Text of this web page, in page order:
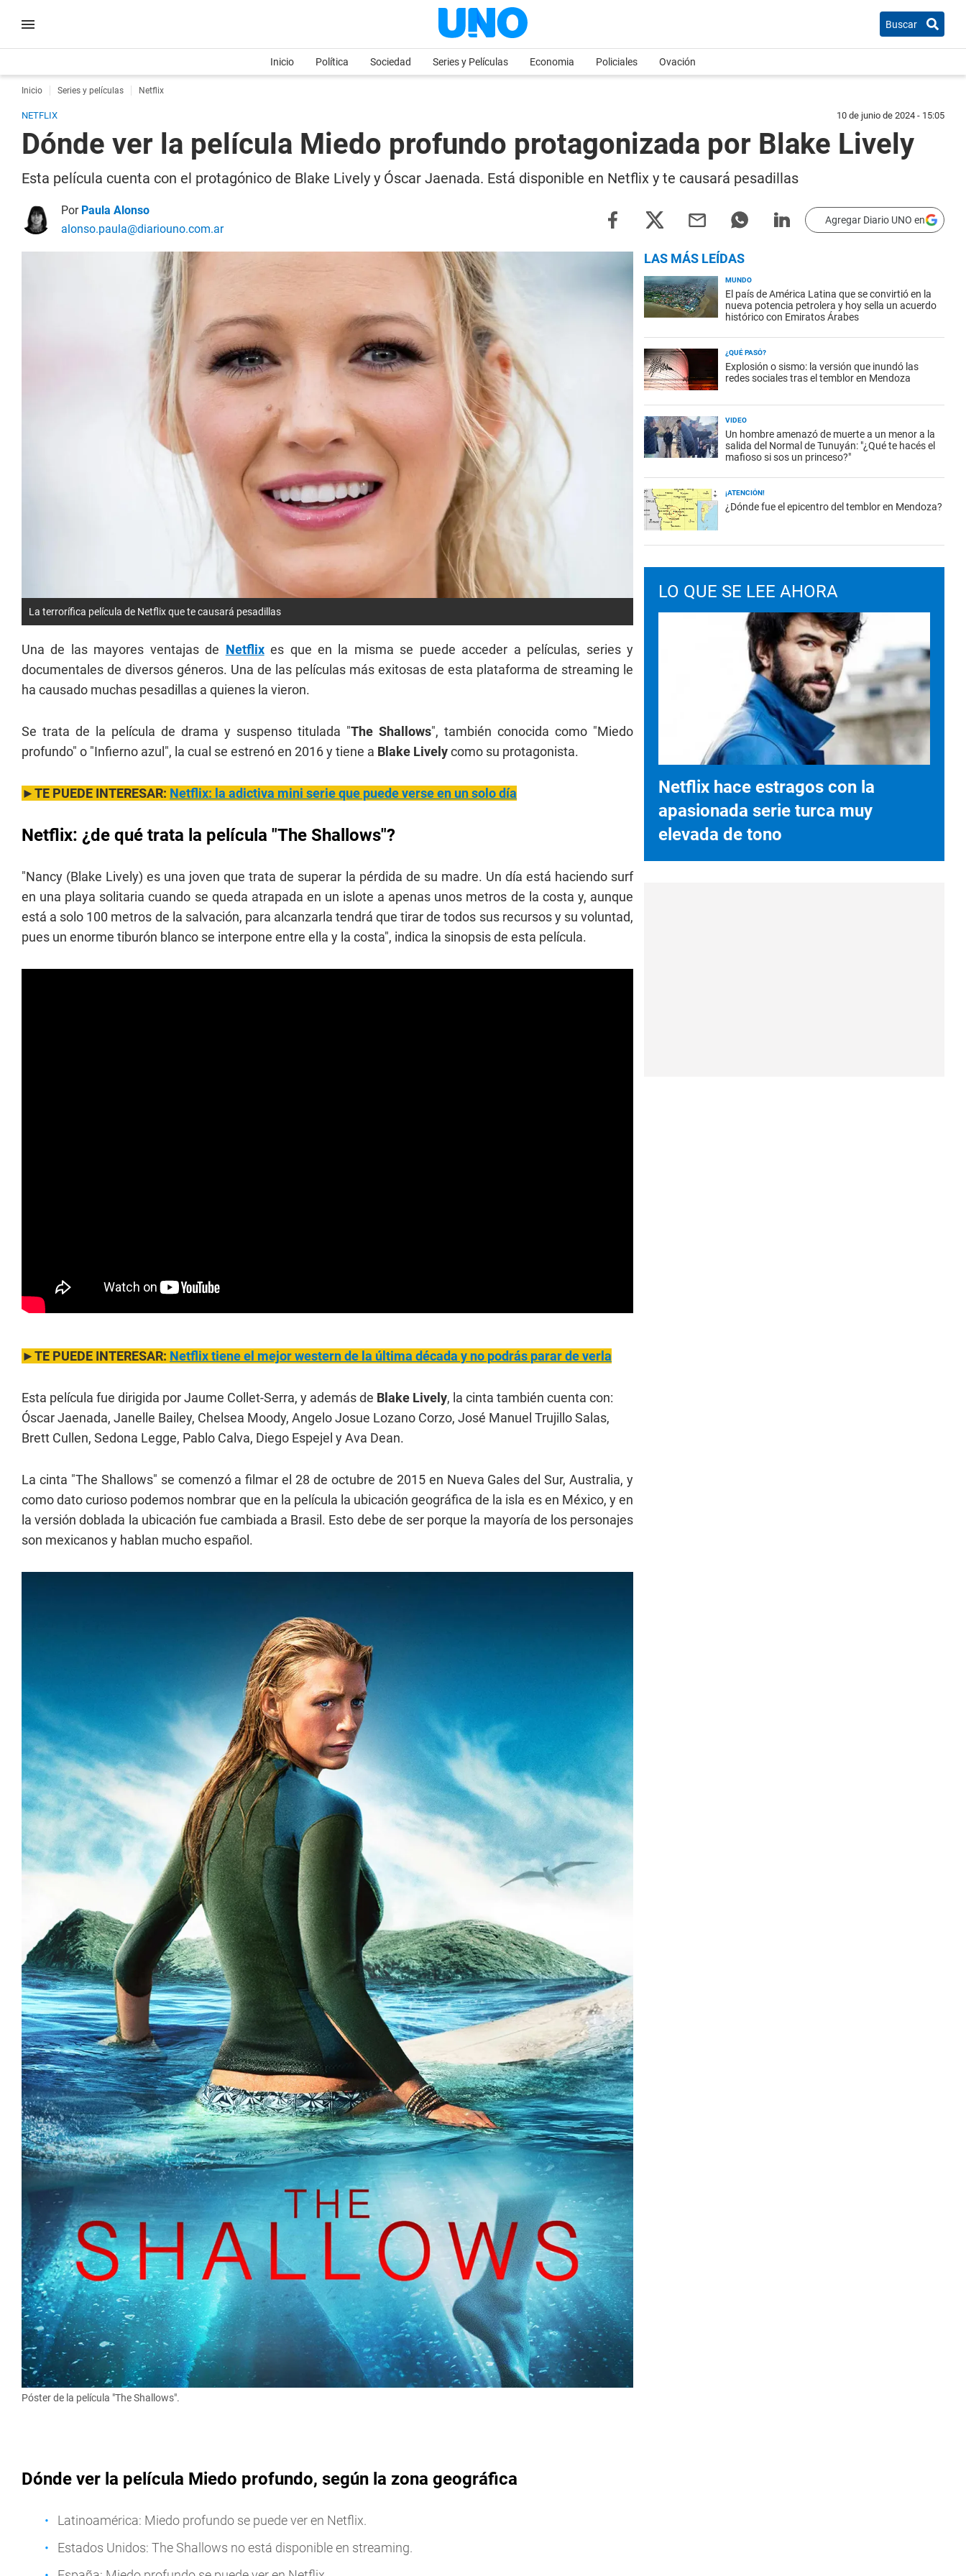
Buscar
Inicio Política Sociedad Series y Películas Economia Policiales Ovación
Inicio Series y películas Netflix
NETFLIX 10 de junio de 2024 - 15:05
Dónde ver la película Miedo profundo protagonizada por Blake Lively
Esta película cuenta con el protagónico de Blake Lively y Óscar Jaenada. Está disponible en Netflix y te causará pesadillas
Por Paula Alonso
alonso.paula@diariouno.com.ar
Agregar Diario UNO en
La terrorífica película de Netflix que te causará pesadillas
Una de las mayores ventajas de Netflixes que en la misma se puede acceder a películas, series y
documentales de diversos géneros. Una de las películas más exitosas de esta plataforma de streaming le
ha causado muchas pesadillas a quienes la vieron.
Se trata de la película de drama y suspenso titulada "The Shallows", también conocida como "Miedo
profundo" o "Infierno azul", la cual se estrenó en 2016 y tiene a Blake Livelycomo su protagonista.
►TE PUEDE INTERESAR: Netflix: la adictiva mini serie que puede verse en un solo día
Netflix: ¿de qué trata la película "The Shallows"?
"Nancy (Blake Lively) es una joven que trata de superar la pérdida de su madre. Un día está haciendo surf
en una playa solitaria cuando se queda atrapada en un islote a apenas unos metros de la costa y, aunque
está a solo 100 metros de la salvación, para alcanzarla tendrá que tirar de todos sus recursos y su voluntad,
pues un enorme tiburón blanco se interpone entre ella y la costa", indica la sinopsis de esta película.
►TE PUEDE INTERESAR: Netflix tiene el mejor western de la última década y no podrás parar de verla
Esta película fue dirigida por Jaume Collet-Serra, y además de Blake Lively, la cinta también cuenta con:
Óscar Jaenada, Janelle Bailey, Chelsea Moody, Angelo Josue Lozano Corzo, José Manuel Trujillo Salas,
Brett Cullen, Sedona Legge, Pablo Calva, Diego Espejel y Ava Dean.
La cinta "The Shallows" se comenzó a filmar el 28 de octubre de 2015 en Nueva Gales del Sur, Australia, y
como dato curioso podemos nombrar que en la película la ubicación geográfica de la isla es en México, y en
la versión doblada la ubicación fue cambiada a Brasil. Esto debe de ser porque la mayoría de los personajes
son mexicanos y hablan mucho español.
Póster de la película "The Shallows".
Dónde ver la película Miedo profundo, según la zona geográfica
Latinoamérica: Miedo profundo se puede ver en Netflix.
Estados Unidos: The Shallows no está disponible en streaming.
LAS MÁS LEÍDAS
MUNDO
El país de América Latina que se convirtió en la
nueva potencia petrolera y hoy sella un acuerdo
histórico con Emiratos Árabes
¿QUÉ PASÓ?
Explosión o sismo: la versión que inundó las
redes sociales tras el temblor en Mendoza
VIDEO
Un hombre amenazó de muerte a un menor a la
salida del Normal de Tunuyán: "¿Qué te hacés el
mafioso si sos un princeso?"
¡ATENCIÓN!
¿Dónde fue el epicentro del temblor en Mendoza?
LO QUE SE LEE AHORA
Netflix hace estragos con la
apasionada serie turca muy
elevada de tono